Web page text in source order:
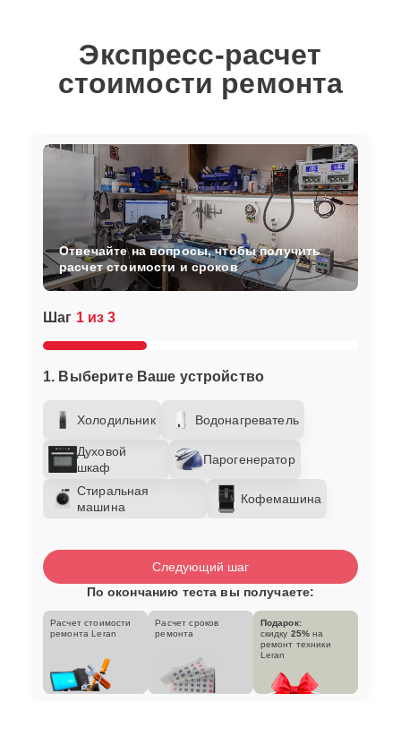
Экспресс-расчет
стоимости ремонта
Шаг 1 из 3
1. Выберите Ваше устройство
Холодильник Водонагреватель
Духовой
шкаф
Парогенератор
Стиральная
машина
Кофемашина
Отвечайте на вопросы, чтобы получить
расчет стоимости и сроков
Следующий шаг
По окончанию теста вы получаете:
Расчет стоимости
ремонта Leran
Расчет сроков
ремонта
Подарок:
скидку 25% на
ремонт техники
Leran